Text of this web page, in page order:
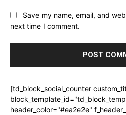
Save my name, email, and
next time I comment.
[td_block_social_counter
header_color="#ea2e2e"